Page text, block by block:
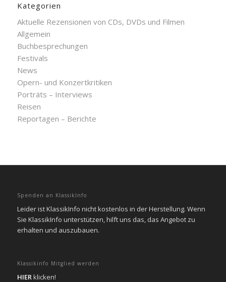
Kategorien
Aktuelle Rezensionen von CDs, DVDs und Filmen
Allgemein
Buchbesprechungen
Festivals
News
Opern- und Konzertkritiken
Porträts – Interviews
Reisen
Reportagen – Berichte
Spenden an KlassikInfo
Leider ist KlassikInfo nicht kostenlos in der Herstellung. Wenn
Sie KlassikInfo unterstützen, hilft uns das, das Angebot zu
erhalten und auszubauen.
Klassikinfo Mitglied werden
HIERklicken!